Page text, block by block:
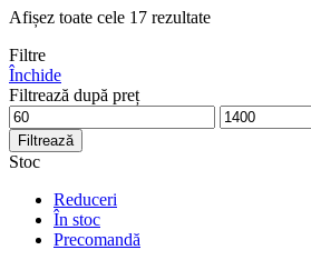
Afișez toate cele 17 rezultate
Filtre
Închide
Filtrează după preț
Preț
minim
Preț
maxim
Filtrează
Stoc
Reduceri
În stoc
Precomandă